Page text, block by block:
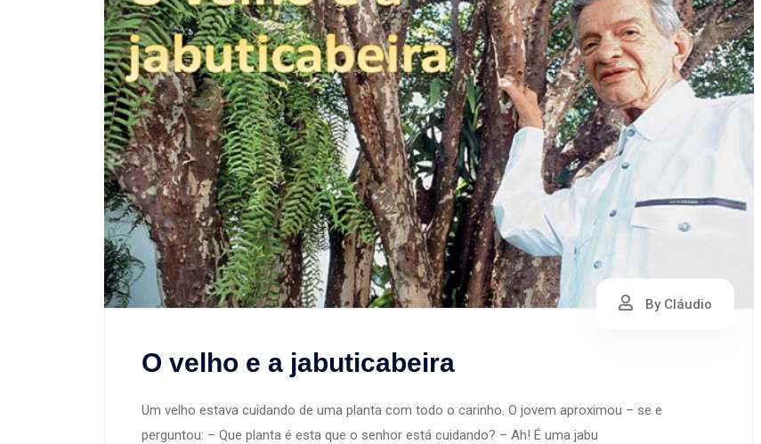
By Cláudio
O velho e a jabuticabeira
Um velho estava cuidando de uma planta com todo o carinho. O jovem aproximou – se e
perguntou: – Que planta é esta que o senhor está cuidando? – Ah! É uma jabu